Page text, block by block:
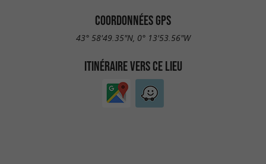
COORDONNÉES GPS
43° 58'49.35"N, 0° 13'53.56"W
ITINÉRAIRE VERS CE LIEU